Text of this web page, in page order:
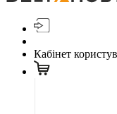
Кабінет